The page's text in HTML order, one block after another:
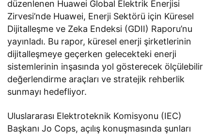
düzenlenen Huawei Global Elektrik Enerjisi
Zirvesi’nde Huawei, Enerji Sektörü için Küresel
Dijitalleşme ve Zeka Endeksi (GDII) Raporu’nu
yayınladı. Bu rapor, küresel enerji şirketlerinin
dijitalleşmeye geçerken gelecekteki enerji
sistemlerinin inşasında yol gösterecek ölçülebilir
değerlendirme araçları ve stratejik rehberlik
sunmayı hedefliyor.
Uluslararası Elektroteknik Komisyonu (IEC)
Başkanı Jo Cops, açılış konuşmasında şunları